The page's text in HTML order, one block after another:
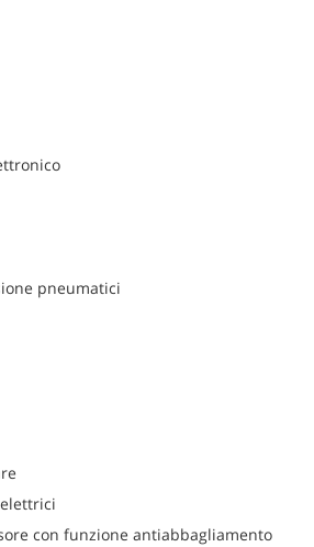
pneumatici
con funzione antiabbagliamento